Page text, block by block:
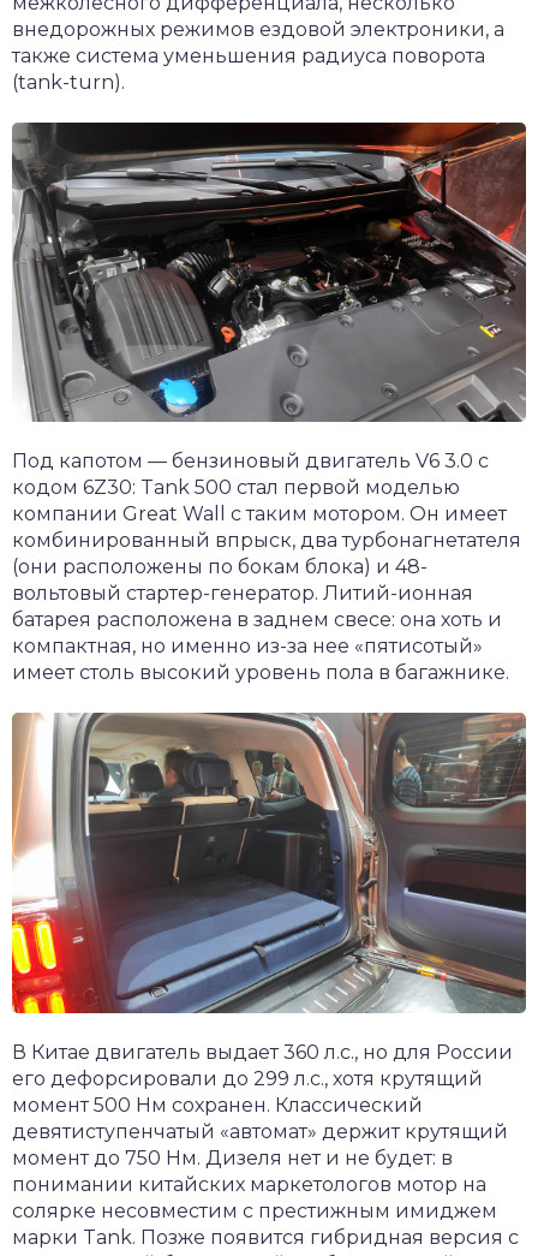
внедорожных режимов ездовой электроники, а
также система уменьшения радиуса поворота
(tank-turn).
Под капотом — бензиновый двигатель V6 3.0 с
кодом 6Z30: Tank 500 стал первой моделью
компании Great Wall с таким мотором. Он имеет
комбинированный впрыск, два турбонагнетателя
(они расположены по бокам блока) и 48-
вольтовый стартер-генератор. Литий-ионная
батарея расположена в заднем свесе: она хоть и
компактная, но именно из-за нее «пятисотый»
имеет столь высокий уровень пола в багажнике.
В Китае двигатель выдает 360 л.с., но для России
его дефорсировали до 299 л.с., хотя крутящий
момент 500 Нм сохранен. Классический
девятиступенчатый «автомат» держит крутящий
момент до 750 Нм. Дизеля нет и не будет: в
понимании китайских маркетологов мотор на
солярке несовместим с престижным имиджем
марки Tank. Позже появится гибридная версия с